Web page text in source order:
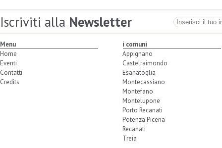
Iscriviti alla Newsletter
Menu
Home
Eventi
Contatti
Credits
i comuni
Appignano
Castelraimondo
Esanatoglia
Montecassiano
Montefano
Montelupone
Porto Recanati
Potenza Picena
Recanati
Treia